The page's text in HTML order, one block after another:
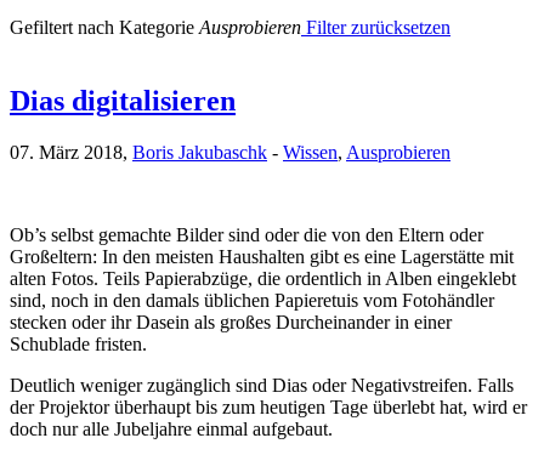
Gefiltert nach Kategorie Ausprobieren Filter zurücksetzen
Dias digitalisieren
07. März 2018, Boris Jakubaschk - Wissen, Ausprobieren
Ob’s selbst gemachte Bilder sind oder die von den Eltern oder
Großeltern: In den meisten Haushalten gibt es eine Lagerstätte mit
alten Fotos. Teils Papierabzüge, die ordentlich in Alben eingeklebt
sind, noch in den damals üblichen Papieretuis vom Fotohändler
stecken oder ihr Dasein als großes Durcheinander in einer
Schublade fristen.
Deutlich weniger zugänglich sind Dias oder Negativstreifen. Falls
der Projektor überhaupt bis zum heutigen Tage überlebt hat, wird er
doch nur alle Jubeljahre einmal aufgebaut.